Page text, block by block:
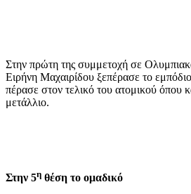
Στην πρώτη της συμμετοχή σε
Ειρήνη Μαχαιρίδου ξεπέρασε το
πέρασε στον τελικό του ατομικού όπου
μετάλλιο.
Στην 5η θέση το ομαδικό